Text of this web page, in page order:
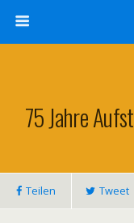
75 Jahre
Teilen Tweet